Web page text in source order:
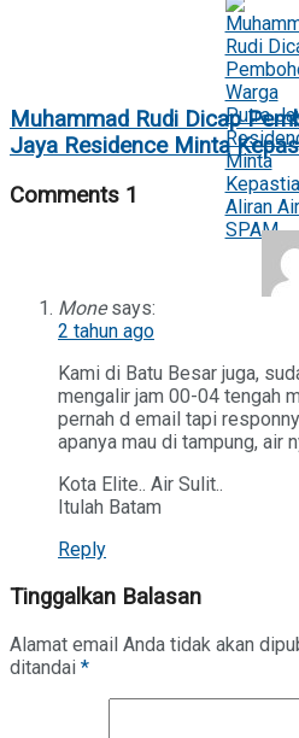
Muhammad Rudi Dicap
Jaya Residence Minta
Comments 1
Mone says:
2 tahun ago
Kami di Batu Besar juga,
mengalir jam 00-04 tengah
pernah d email tapi
apanya mau di tampung, air
Kota Elite.. Air Sulit..
Itulah Batam
Reply
Tinggalkan Balasan
Alamat email Anda tidak akan
ditandai *